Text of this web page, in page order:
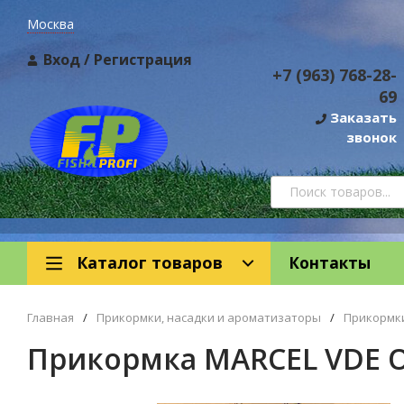
Москва
Вход/ Регистрация
+7 (963) 768-28-
69
Заказать
звонок
Каталог товаров Контакты
Главная / Прикормки, насадки и ароматизаторы /
Прикормка MARCEL VDE